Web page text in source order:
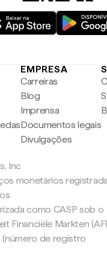
EMPRESA
Carreiras
Blog
Imprensa
Documentos legais
Divulgações
Inc
monetários registrada
como CASP sob o
Financiële Markten
(número de registro